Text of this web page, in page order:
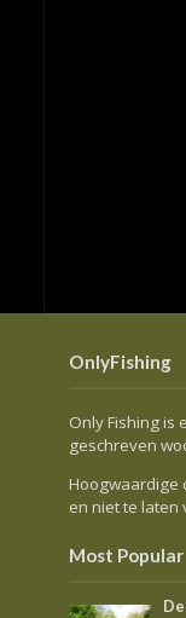
OnlyFishing
Only Fishing is
geschreven
Hoogwaardige
en niet te laten
Most Popular